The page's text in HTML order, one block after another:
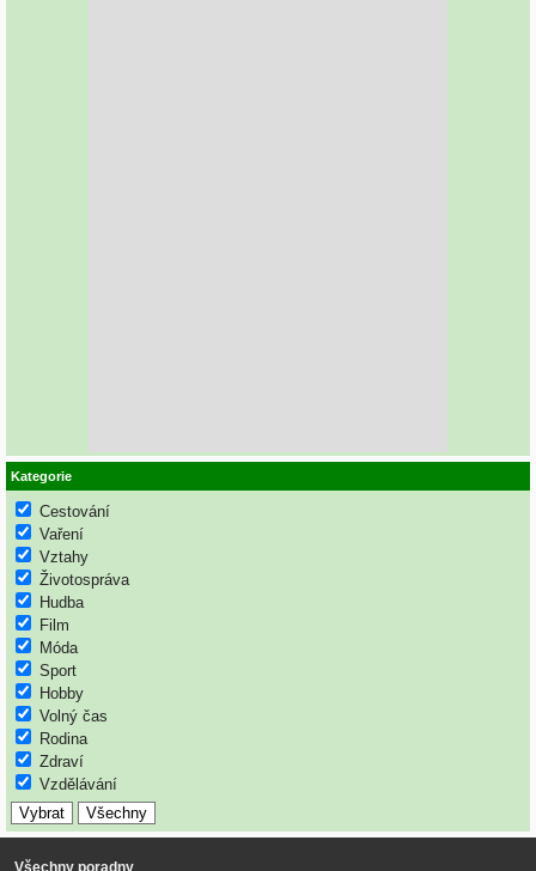
Kategorie
Cestování
Vaření
Vztahy
Životospráva
Hudba
Film
Móda
Sport
Hobby
Volný čas
Rodina
Zdraví
Vzdělávání